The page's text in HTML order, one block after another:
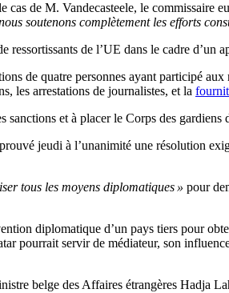
cas de M. Vandecasteele, le commissaire
soutenons complètement les efforts
ressortissants de l’UE dans le cadre d’un
de quatre personnes ayant participé
les arrestations de journalistes, et la
sanctions et à placer le Corps des
jeudi à l’unanimité une résolution
tous les moyens diplomatiques » pour
diplomatique d’un pays tiers pour
pourrait servir de médiateur, son
belge des Affaires étrangères Hadja